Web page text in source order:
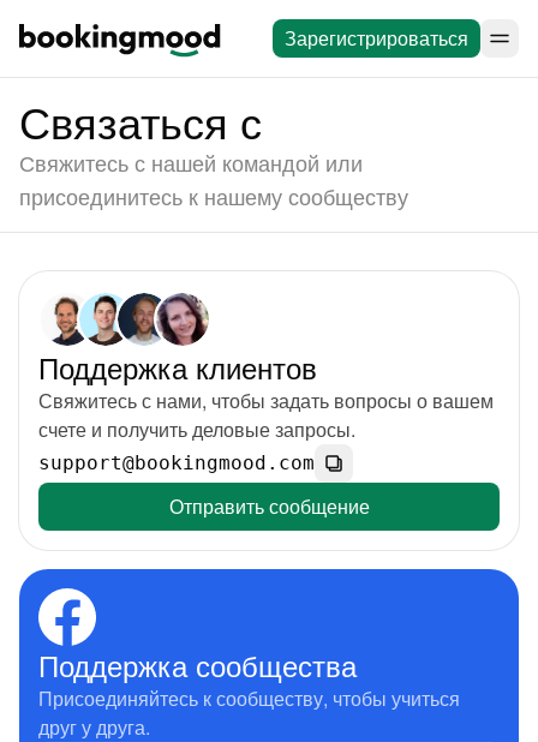
Зарегистрироваться
Связаться с
Свяжитесь с нашей командой или
присоединитесь к нашему сообществу
Поддержка клиентов
Свяжитесь с нами, чтобы задать вопросы о вашем
счете и получить деловые запросы.
support@bookingmood.com
Отправить сообщение
Поддержка сообщества
Присоединяйтесь к сообществу, чтобы учиться
друг у друга.